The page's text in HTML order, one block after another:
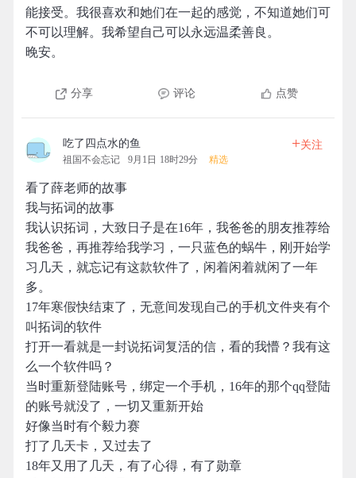
能接受。我很喜欢和她们在一起的感觉，不知道她们可
不可以理解。我希望自己可以永远温柔善良。
晚安。
分享 评论 点赞
吃了四点水的鱼
祖国不会忘记 9月1日 18时29分 精选
+关注
看了薛老师的故事
我与拓词的故事
我认识拓词，大致日子是在16年，我爸爸的朋友推荐给
我爸爸，再推荐给我学习，一只蓝色的蜗牛，刚开始学
习几天，就忘记有这款软件了，闲着闲着就闲了一年
多。
17年寒假快结束了，无意间发现自己的手机文件夹有个
叫拓词的软件
打开一看就是一封说拓词复活的信，看的我懵？我有这
么一个软件吗？
当时重新登陆账号，绑定一个手机，16年的那个qq登陆
的账号就没了，一切又重新开始
好像当时有个毅力赛
打了几天卡，又过去了
18年又用了几天，有了心得，有了勋章